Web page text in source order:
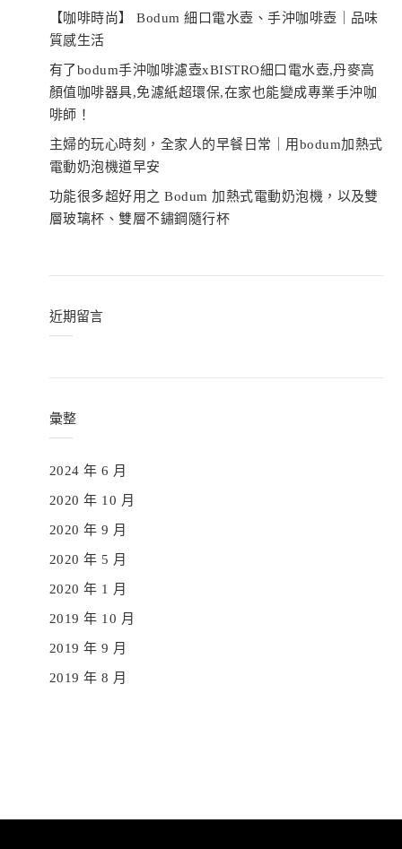
【咖啡時尚】 Bodum 細口電水壺、手沖咖啡壺｜品味
質感生活
有了bodum手沖咖啡濾壺xBISTRO細口電水壺,丹麥高
顏值咖啡器具,免濾紙超環保,在家也能變成專業手沖咖
啡師！
主婦的玩心時刻，全家人的早餐日常｜用bodum加熱式
電動奶泡機道早安
功能很多超好用之 Bodum 加熱式電動奶泡機，以及雙
層玻璃杯、雙層不鏽鋼隨行杯
近期留言
彙整
2024 年 6 月
2020 年 10 月
2020 年 9 月
2020 年 5 月
2020 年 1 月
2019 年 10 月
2019 年 9 月
2019 年 8 月